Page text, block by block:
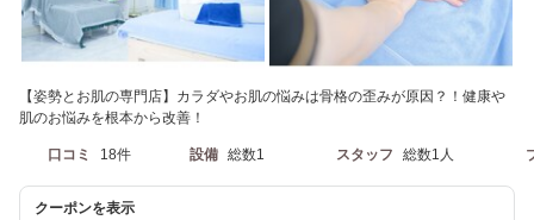
【姿勢とお肌の専門店】カラダやお肌の悩みは骨格の歪みが原因？！健康や
肌のお悩みを根本から改善！
口コミ 18件 設備 総数1 スタッフ 総数1人
クーポンを表示